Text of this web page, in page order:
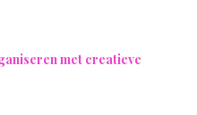
met creatieve